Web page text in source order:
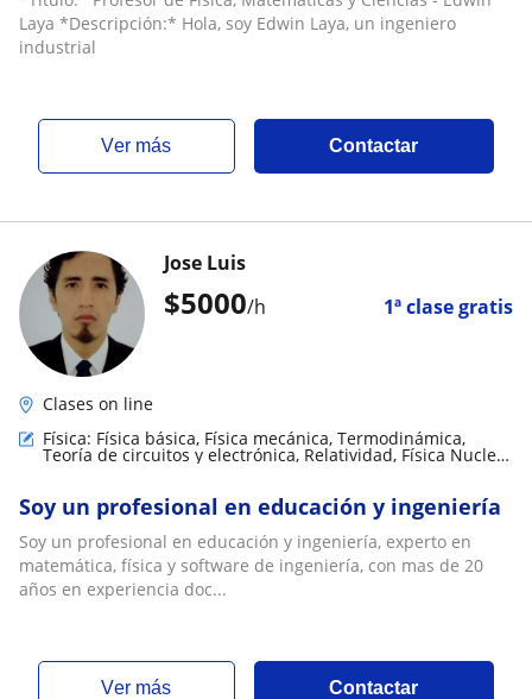
Laya *Descripción:* Hola, soy Edwin Laya, un ingeniero
industrial
ver más Contactar
$5000/h 1ª clase gratis
Jose Luis
Clases on line
Física: Física básica, Física mecánica, Termodinámica,
Teoría de circuitos y electrónica, Relatividad, Física Nuclear
y de partículas, Física de fluidos, Electrodinámica,
Biofísica
Soy un profesional en educación y ingeniería
Soy un profesional en educación y ingeniería, experto en
matemática, física y software de ingeniería, con mas de 20
años en experiencia doc...
ver más Contactar